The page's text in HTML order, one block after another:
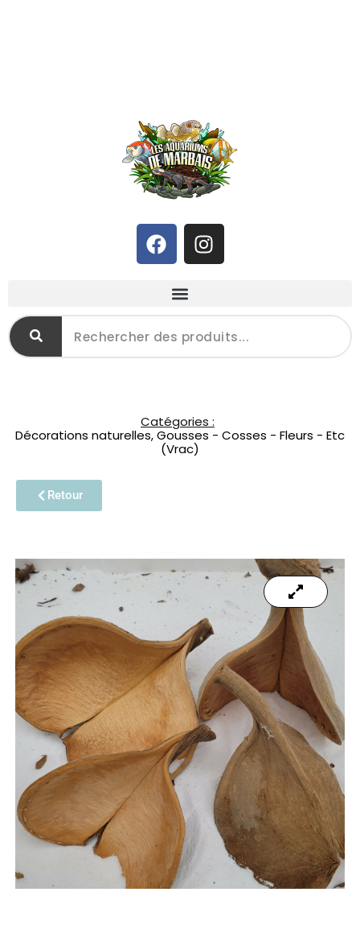
Catégories :
Décorations naturelles,Gousses - Cosses - Fleurs - Etc
(Vrac)
Retour